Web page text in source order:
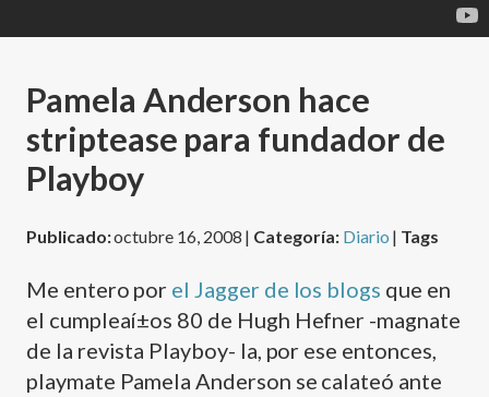
Pamela Anderson hace
striptease para fundador de
Playboy
Publicado:octubre 16, 2008 | Categoría: Diario | Tags
Me entero por el Jagger de los blogs que en
el cumpleaí±os 80 de Hugh Hefner -magnate
de la revista Playboy- la, por ese entonces,
playmate Pamela Anderson se calateó ante